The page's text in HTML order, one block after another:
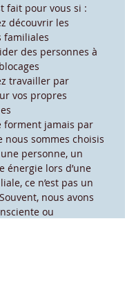
fait pour vous si :
découvrir les
familiales
des personnes à
travailler par
vos propres
forment jamais par
nous sommes choisis
personne, un
énergie lors d’une
ce n’est pas un
nous avons
ou